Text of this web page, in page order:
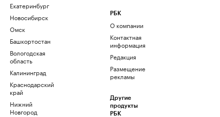
Екатеринбург
Новосибирск
Омск
Башкортостан
Вологодская
область
Калининград
Краснодарский
край
Нижний
Новгород
РБК
О компании
Контактная
информация
Редакция
Размещение
рекламы
Другие
продукты
РБК